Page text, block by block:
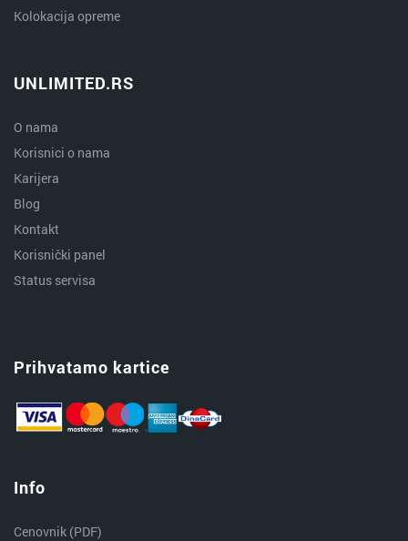
Kolokacija opreme
UNLIMITED.RS
O nama
Korisnici o nama
Karijera
Blog
Kontakt
Korisnički panel
Status servisa
Prihvatamo kartice
Info
Cenovnik (PDF)